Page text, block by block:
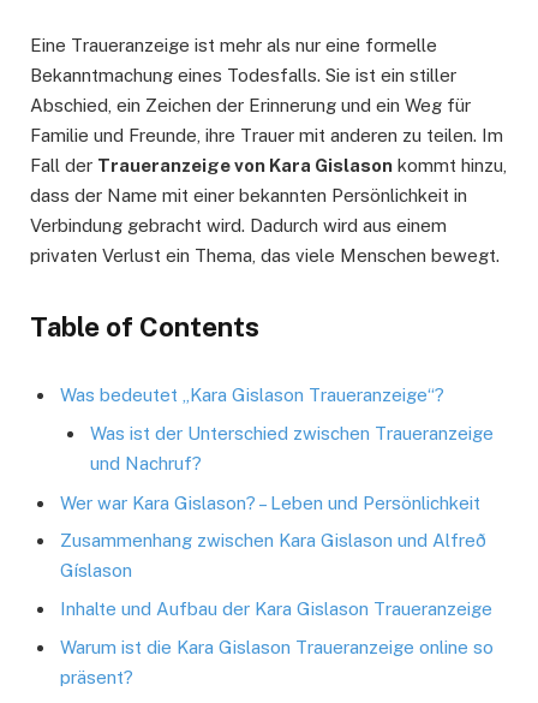
Eine Traueranzeige ist mehr als nur eine formelle
Bekanntmachung eines Todesfalls. Sie ist ein stiller
Abschied, ein Zeichen der Erinnerung und ein Weg für
Familie und Freunde, ihre Trauer mit anderen zu teilen. Im
Fall der Traueranzeige von Kara Gislason kommt hinzu,
dass der Name mit einer bekannten Persönlichkeit in
Verbindung gebracht wird. Dadurch wird aus einem
privaten Verlust ein Thema, das viele Menschen bewegt.
Table of Contents
Was bedeutet „Kara Gislason Traueranzeige“?
Was ist der Unterschied zwischen Traueranzeige
und Nachruf?
Wer war Kara Gislason? – Leben und Persönlichkeit
Zusammenhang zwischen Kara Gislason und Alfreð
Gíslason
Inhalte und Aufbau der Kara Gislason Traueranzeige
Warum ist die Kara Gislason Traueranzeige online so
präsent?